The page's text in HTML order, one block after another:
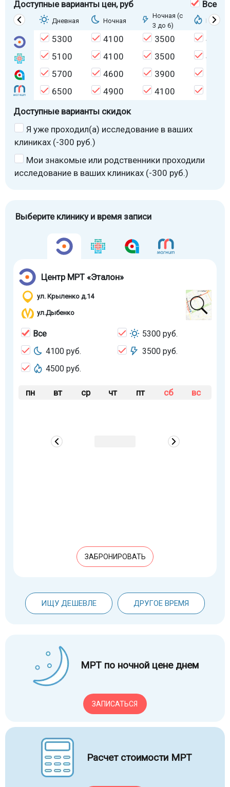
Доступные варианты цен, руб Все
Дневная Ночная
Ночная (с
3 до 6)
5300 4100 3500
4500
5100
4100 3500
4500
5700
4600 3900
6500
4900 4100
Доступные варианты скидок
Я уже проходил(а) исследование в ваших
клиниках (-300 руб.)
Мои знакомые или родственники проходили
исследование в ваших клиниках (-300 руб.)
Выберите клинику и время записи
Центр МРТ «Эталон»
ул. Крыленко д.14
ул.Дыбенко
Все
5300 руб.
4100 руб.
3500 руб.
4500 руб.
пн вт ср чт пт сб вс
ЗАБРОНИРОВАТЬ
ИЩУ ДЕШЕВЛЕ ДРУГОЕ ВРЕМЯ
МРТ по ночной цене днем
ЗАПИСАТЬСЯ
Расчет стоимости МРТ